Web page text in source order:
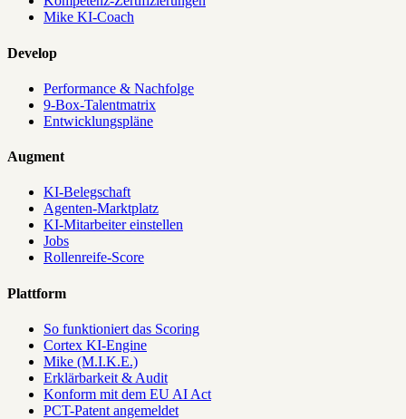
Mike KI-Coach
Develop
Performance & Nachfolge
9-Box-Talentmatrix
Entwicklungspläne
Augment
KI-Belegschaft
Agenten-Marktplatz
KI-Mitarbeiter einstellen
Jobs
Rollenreife-Score
Plattform
So funktioniert das Scoring
Cortex KI-Engine
Mike (M.I.K.E.)
Erklärbarkeit & Audit
Konform mit dem EU AI Act
PCT-Patent angemeldet